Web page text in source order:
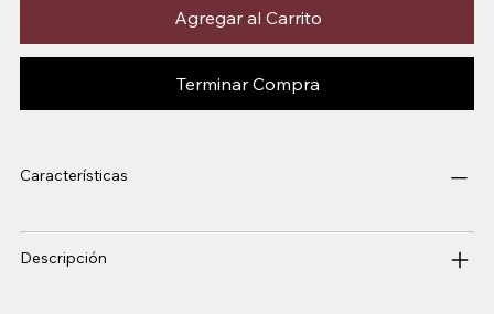
Agregar al Carrito
Terminar Compra
Características
Descripción